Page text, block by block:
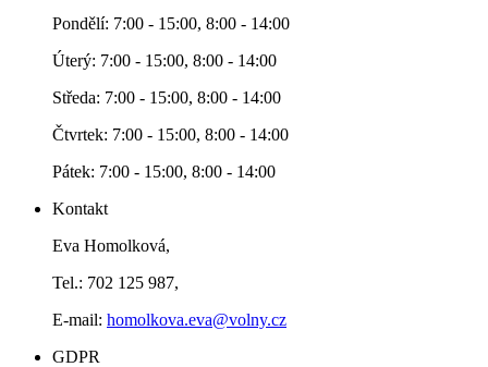
Pondělí: 7:00 - 15:00, 8:00 - 14:00
Úterý: 7:00 - 15:00, 8:00 - 14:00
Středa: 7:00 - 15:00, 8:00 - 14:00
Čtvrtek: 7:00 - 15:00, 8:00 - 14:00
Pátek: 7:00 - 15:00, 8:00 - 14:00
Kontakt
Eva Homolková,
Tel.: 702 125 987,
E-mail: homolkova.eva@volny.cz
GDPR